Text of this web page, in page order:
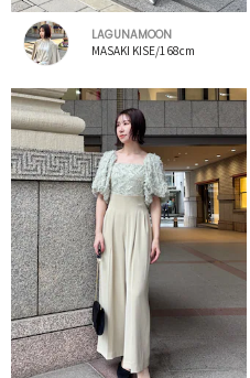
LAGUNAMOON
MASAKI KISE/168cm